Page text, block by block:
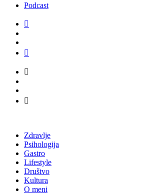
Podcast
Zdravlje
Psihologija
Gastro
Lifestyle
Društvo
Kultura
O meni